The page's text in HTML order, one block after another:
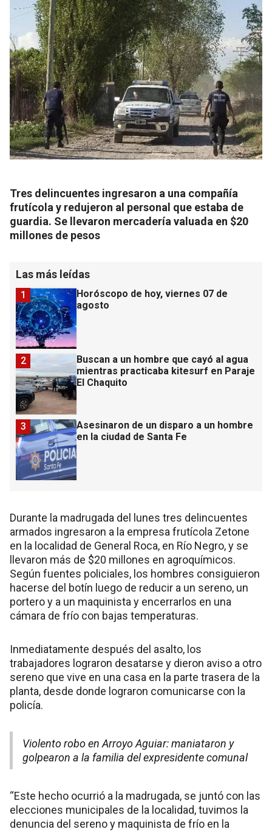
Tres delincuentes ingresaron a una compañía
frutícola y redujeron al personal que estaba de
guardia. Se llevaron mercadería valuada en $20
millones de pesos
Las más leídas
Horóscopo de hoy, viernes 07 de
agosto
1
Buscan a un hombre que cayó al agua
mientras practicaba kitesurf en Paraje
El Chaquito
2
Asesinaron de un disparo a un hombre
en la ciudad de Santa Fe
3
Durante la madrugada del lunes tres delincuentes
armados ingresaron a la empresa frutícola Zetone
en la localidad de General Roca, en Río Negro, y se
llevaron más de $20 millones en agroquímicos.
Según fuentes policiales, los hombres consiguieron
hacerse del botín luego de reducir a un sereno, un
portero y a un maquinista y encerrarlos en una
cámara de frío con bajas temperaturas.
Inmediatamente después del asalto, los
trabajadores lograron desatarse y dieron aviso a otro
sereno que vive en una casa en la parte trasera de la
planta, desde donde lograron comunicarse con la
policía.
Violento robo en Arroyo Aguiar: maniataron y
golpearon a la familia del expresidente comunal
“Este hecho ocurrió a la madrugada, se juntó con las
elecciones municipales de la localidad, tuvimos la
denuncia del sereno y maquinista de frío en la